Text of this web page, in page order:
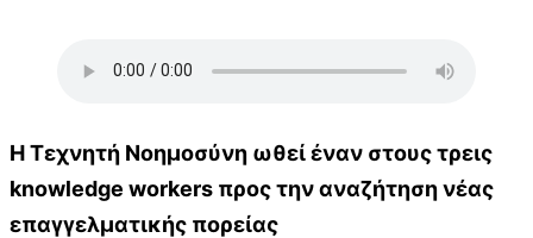
Η Τεχνητή Νοημοσύνη ωθεί έναν στους τρεις
knowledge workers προς την αναζήτηση νέας
επαγγελματικής πορείας